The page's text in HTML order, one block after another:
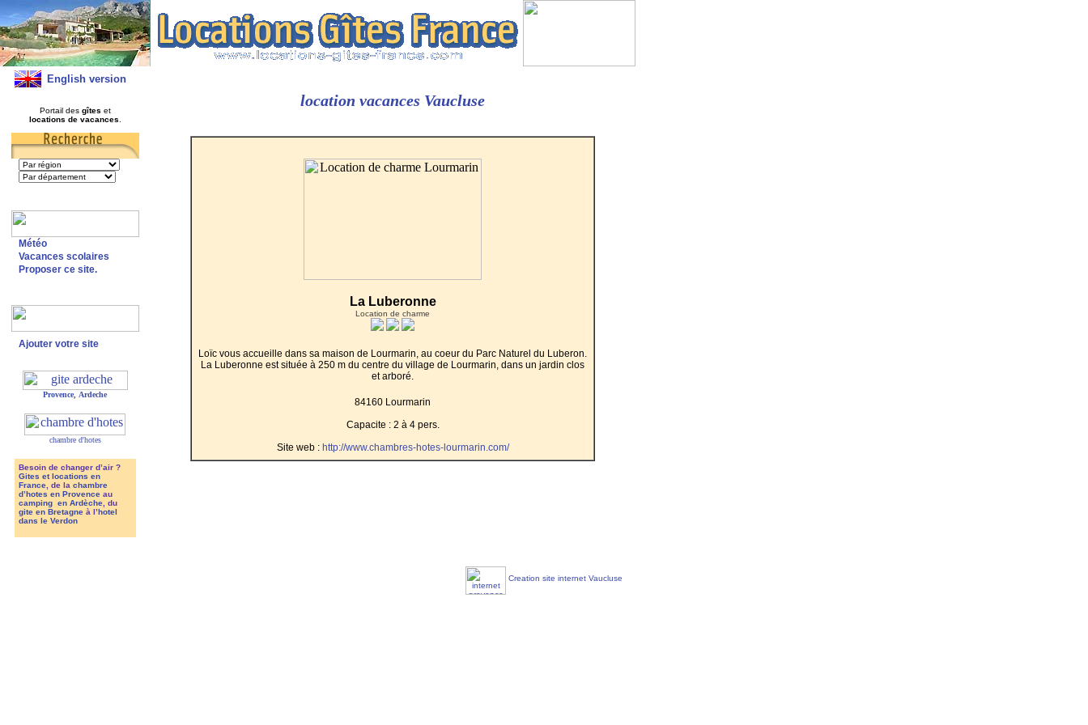
English version
Portail des gîtes et
locations de vacances
Météo
Vacances scolaires
Proposer ce site.
Ajouter votre site
Provence Ardeche
chambre d'hotes
Besoin de changer d’air ?
Gites et locations en
France, de la chambre
d’hotes en Provenceau
camping en Ardèche, du
gite en Bretagneà l’hotel
dans le Verdon
location vacances Vaucluse
La Luberonne
Location de charme
Loïc vous accueille dans sa maison de Lourmarin, au coeur du Parc Naturel du Luberon.
La Luberonne est située à 250 m du centre du village de Lourmarin, dans un jardin clos
et arboré.
84160 Lourmarin
Capacite : 2 à 4 pers.
Site web : http://www.chambres-hotes-lourmarin.com/
Creation site internet Vaucluse